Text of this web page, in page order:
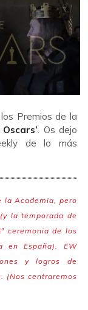
Premios de la
Oscars’. Os dejo
de lo más
la Academia, pero
la temporada de
ceremonia de los
en España), EW
y logros de
(Nos centraremos